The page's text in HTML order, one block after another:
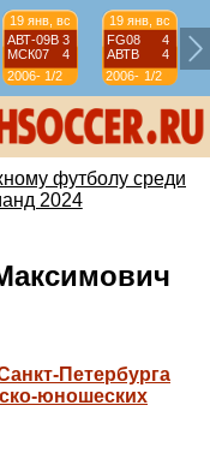
19 янв, вс
АВТ-09B 3
МСК07
4
2006-
07
1/2
19 янв, вс
FG08
4
АВТВ
4
2006-
07
1/2
футболу среди
2024
Петербурга
юношеских